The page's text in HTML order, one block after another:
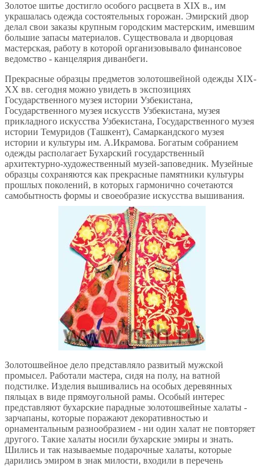
Золотое шитье достигло особого расцвета в XIX в., им
украшалась одежда состоятельных горожан. Эмирский двор
делал свои заказы крупным городским мастерским, имевшим
большие запасы материалов. Существовала и дворцовая
мастерская, работу в которой организовывало финансовое
ведомство - канцелярия диванбеги.
Прекрасные образцы предметов золотошвейной одежды XIX-
XX вв. сегодня можно увидеть в экспозициях
Государственного музея истории Узбекистана,
Государственного музея искусств Узбекистана, музея
прикладного искусства Узбекистана, Государственного музея
истории Темуридов (Ташкент), Самаркандского музея
истории и культуры им. А.Икрамова. Богатым собранием
одежды располагает Бухарский государственный
архитектурно-художественный музей-заповедник. Музейные
образцы сохраняются как прекрасные памятники культуры
прошлых поколений, в которых гармонично сочетаются
самобытность формы и своеобразие искусства вышивания.
Золотошвейное дело представляло развитый мужской
промысел. Работали мастера, сидя на полу, на ватной
подстилке. Изделия вышивались на особых деревянных
пяльцах в виде прямоугольной рамы. Особый интерес
представляют бухарские парадные золотошвейные халаты -
зарчапаны, которые поражают декоративностью и
орнаментальным разнообразием - ни один халат не повторяет
другого. Такие халаты носили бухарские эмиры и знать.
Шились и так называемые подарочные халаты, которые
дарились эмиром в знак милости, входили в перечень